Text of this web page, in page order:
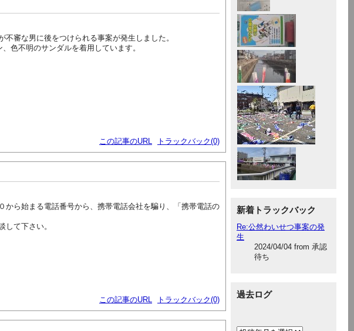
新着トラックバック
Re:公然わいせつ事案の発
生
2024/04/04 from 承認
待ち
過去ログ
審な男に後をつけられる事案が発生しました。
色不明のサンダルを着用しています。
この記事のURL トラックバック(0)
から始まる電話番号から、携帯電話会社を騙り、「携帯電話の
て下さい。
この記事のURL トラックバック(0)